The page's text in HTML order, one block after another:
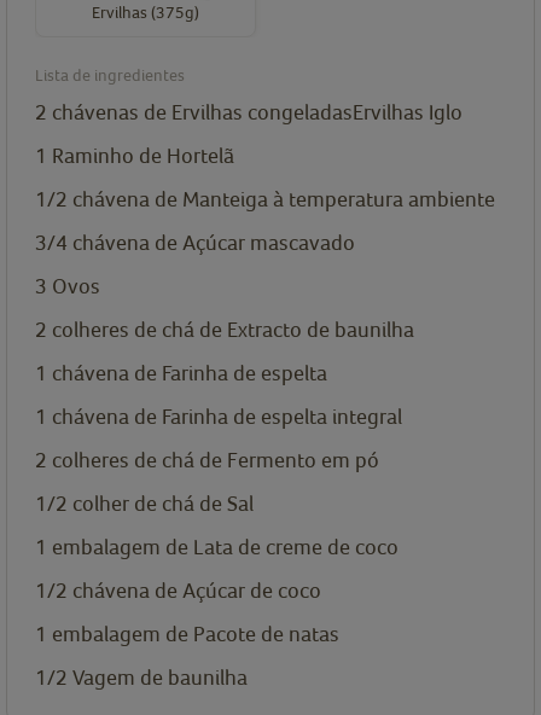
Ervilhas (375g)
Lista de ingredientes
2 chávenas de Ervilhas congeladasErvilhas Iglo
1 Raminho de Hortelã
1/2 chávena de Manteiga à temperatura ambiente
3/4 chávena de Açúcar mascavado
3 Ovos
2 colheres de chá de Extracto de baunilha
1 chávena de Farinha de espelta
1 chávena de Farinha de espelta integral
2 colheres de chá de Fermento em pó
1/2 colher de chá de Sal
1 embalagem de Lata de creme de coco
1/2 chávena de Açúcar de coco
1 embalagem de Pacote de natas
1/2 Vagem de baunilha